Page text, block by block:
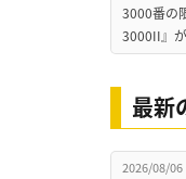
3000番の
3000II』
最新
2026/08/06